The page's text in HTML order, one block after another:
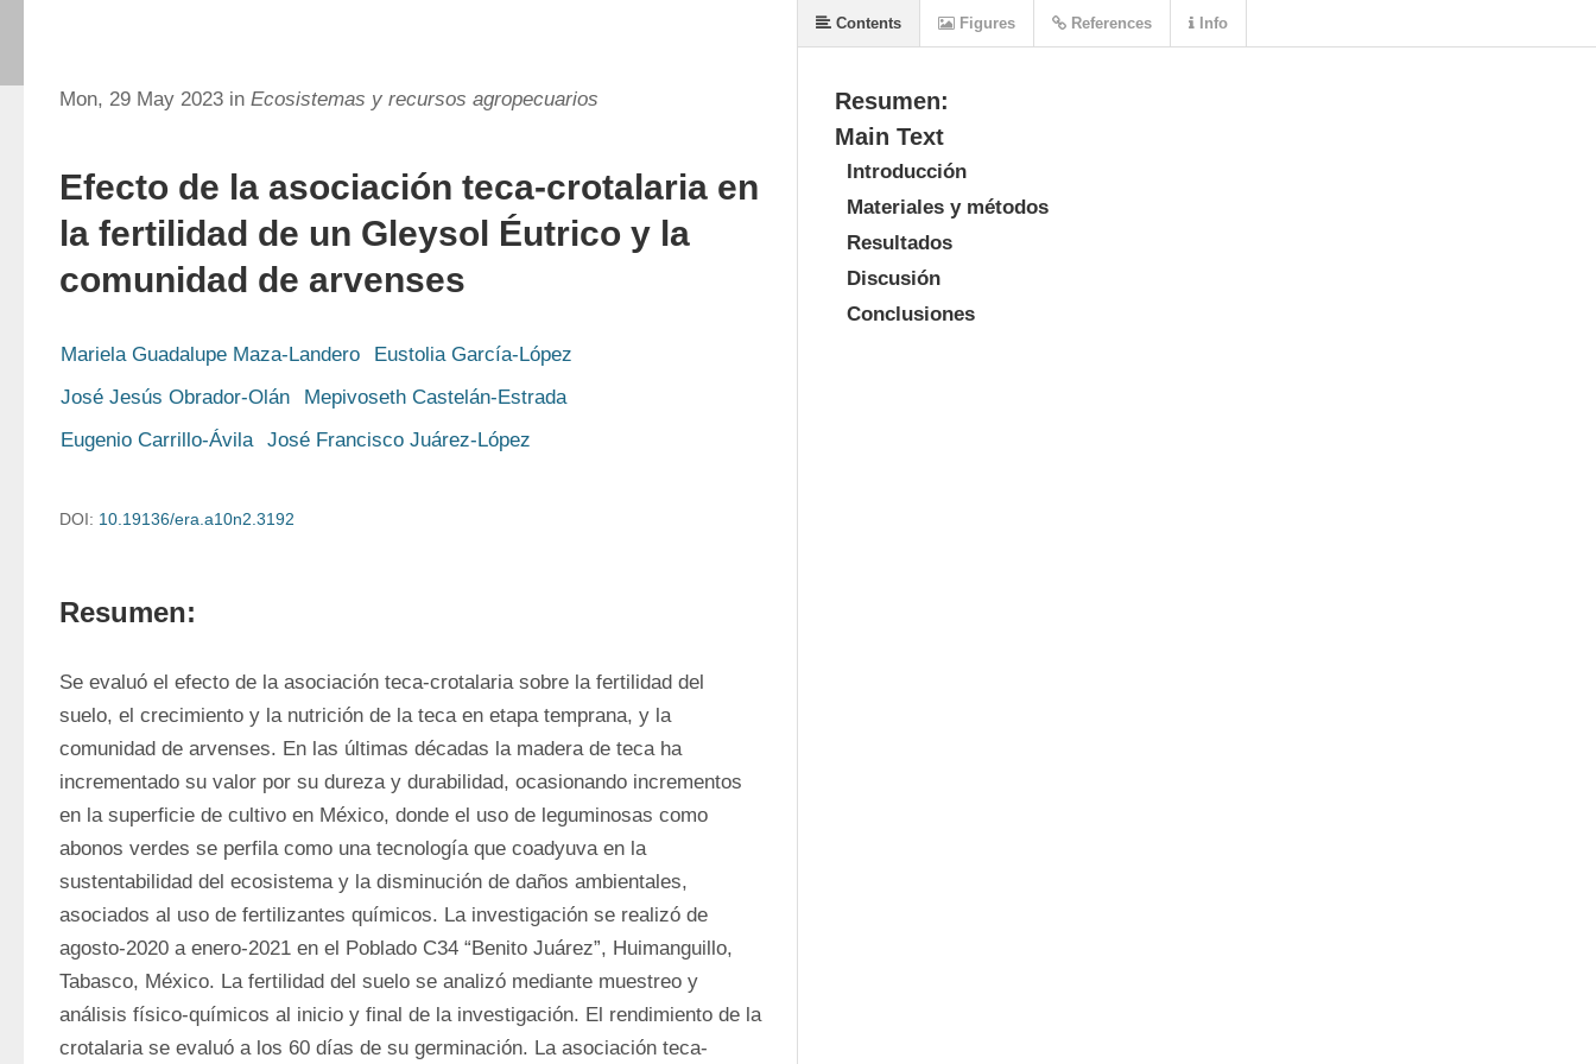
Mon, 29 May 2023 in Ecosistemas y recursos agropecuarios
Efecto de la asociación teca-crotalaria en
la fertilidad de un Gleysol Éutrico y la
comunidad de arvenses
Mariela Guadalupe Maza-Landero
Eustolia García-López
José Jesús Obrador-Olán
Mepivoseth Castelán-Estrada
Eugenio Carrillo-Ávila
José Francisco Juárez-López
DOI: 10.19136/era.a10n2.3192
Resumen:
Se evaluó el efecto de la asociación teca-crotalaria sobre la fertilidad del
suelo, el crecimiento y la nutrición de la teca en etapa temprana, y la
comunidad de arvenses. En las últimas décadas la madera de teca ha
incrementado su valor por su dureza y durabilidad, ocasionando incrementos
en la superficie de cultivo en México, donde el uso de leguminosas como
abonos verdes se perfila como una tecnología que coadyuva en la
sustentabilidad del ecosistema y la disminución de daños ambientales,
asociados al uso de fertilizantes químicos. La investigación se realizó de
agosto-2020 a enero-2021 en el Poblado C34 “Benito Juárez”, Huimanguillo,
Tabasco, México. La fertilidad del suelo se analizó mediante muestreo y
análisis físico-químicos al inicio y final de la investigación. El rendimiento de la
crotalaria se evaluó a los 60 días de su germinación. La asociación teca-
Resumen:
Main Text
Introducción
Materiales y métodos
Resultados
Discusión
Conclusiones
Contents Figures References Info